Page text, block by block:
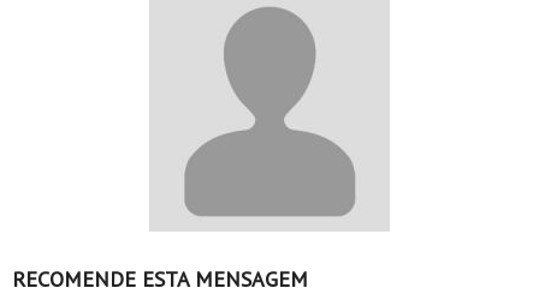
RECOMENDE ESTA MENSAGEM